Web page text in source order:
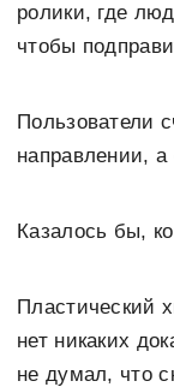
ролики, где
чтобы
Пользователи
направлении, а
Казалось бы,
Пластический
нет никаких
не думал, что